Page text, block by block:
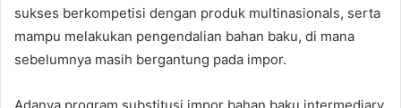
sukses berkompetisi dengan produk multinasionals, serta
mampu melakukan pengendalian bahan baku, di mana
sebelumnya masih bergantung pada impor.